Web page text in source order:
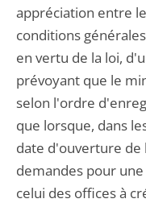
appréciation entre
conditions
en vertu de la loi,
prévoyant que le
selon l'ordre
que lorsque, dans
date d'ouverture
demandes pour
celui des offices à